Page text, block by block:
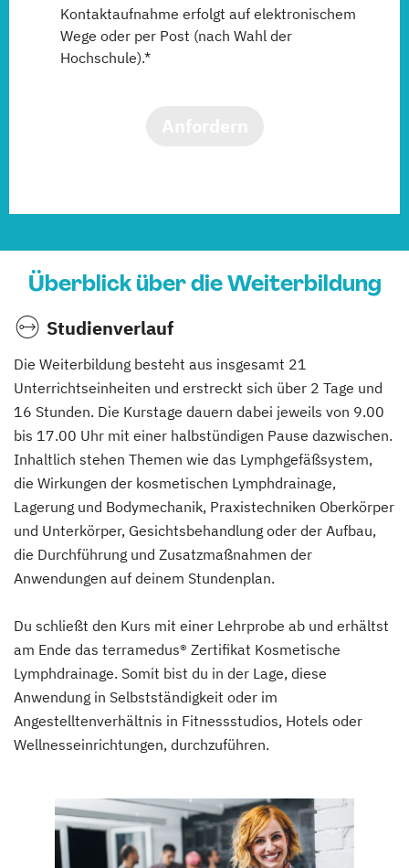
Kontaktaufnahme erfolgt auf elektronischem
Wege oder per Post (nach Wahl der
Hochschule).*
Überblick über die Weiterbildung
Studienverlauf
Die Weiterbildung besteht aus insgesamt 21
Unterrichtseinheiten und erstreckt sich über 2 Tage und
16 Stunden. Die Kurstage dauern dabei jeweils von 9.00
bis 17.00 Uhr mit einer halbstündigen Pause dazwischen.
Inhaltlich stehen Themen wie das Lymphgefäßsystem,
die Wirkungen der kosmetischen Lymphdrainage,
Lagerung und Bodymechanik, Praxistechniken Oberkörper
und Unterkörper, Gesichtsbehandlung oder der Aufbau,
die Durchführung und Zusatzmaßnahmen der
Anwendungen auf deinem Stundenplan.
Du schließt den Kurs mit einer Lehrprobe ab und erhältst
am Ende das terramedus® Zertifikat Kosmetische
Lymphdrainage. Somit bist du in der Lage, diese
Anwendung in Selbstständigkeit oder im
Angestelltenverhältnis in Fitnessstudios, Hotels oder
Wellnesseinrichtungen, durchzuführen.